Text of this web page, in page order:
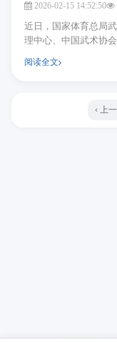
2026-02-15 14:52:50
近日，国家体育总局
理中心、中国武术协
阅读全文
‹ 上